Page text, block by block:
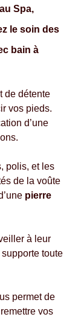
Spa,
le soin des
bain à
de détente
vos pieds.
d’une
polis, et les
de la voûte
pierre
à leur
toute
permet de
vos